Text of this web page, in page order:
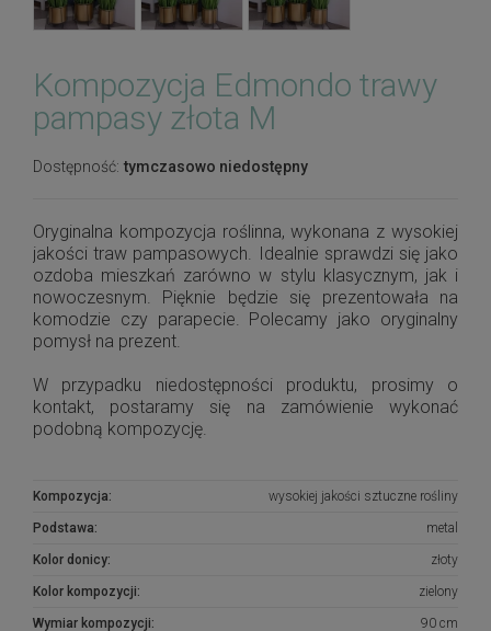
Kompozycja Edmondo trawy
pampasy złota M
Dostępność: tymczasowo niedostępny
Oryginalna kompozycja roślinna, wykonana z wysokiej
jakości traw pampasowych. Idealnie sprawdzi się jako
ozdoba mieszkań zarówno w stylu klasycznym, jak i
nowoczesnym. Pięknie będzie się prezentowała na
komodzie czy parapecie. Polecamy jako oryginalny
pomysł na prezent.
W przypadku niedostępności produktu, prosimy o
kontakt, postaramy się na zamówienie wykonać
podobną kompozycję.
Kompozycja: wysokiej jakości sztuczne rośliny
Podstawa: metal
Kolor donicy: złoty
Kolor kompozycji: zielony
Wymiar kompozycji: 90 cm